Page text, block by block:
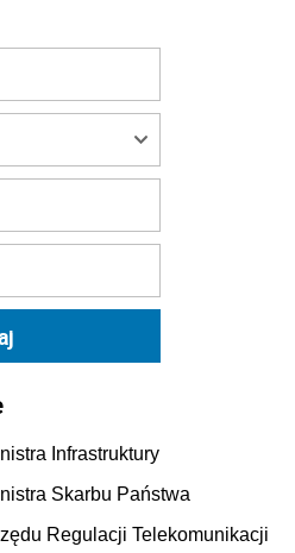
Infrastruktury
Skarbu Państwa
Regulacji Telekomunikacji